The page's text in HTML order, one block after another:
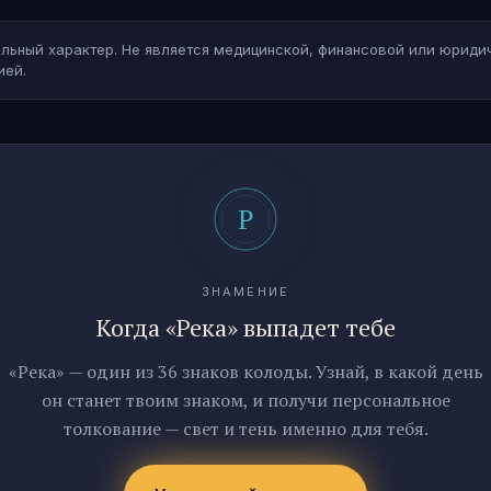
характер. Не является медицинской, финансовой или
ЗНАМЕНИЕ
Когда «Река» выпадет тебе
«Река» — один из 36 знаков колоды. Узнай, в какой день
он станет твоим знаком, и получи персональное
толкование — свет и тень именно для тебя.